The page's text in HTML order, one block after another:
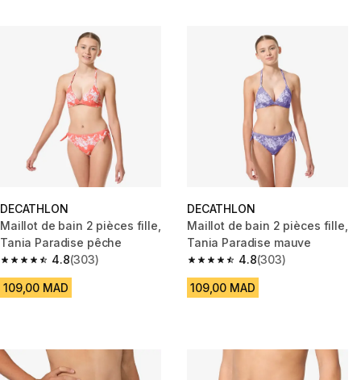
DECATHLON
Maillot de bain 2 pièces fille,
Tania Paradise pêche
4.8
4.8 out of 5 stars from 303 reviews
(303)
109,00 MAD
DECATHLON
Maillot de bain 2 pièces fille,
Tania Paradise mauve
4.8
4.8 out of 5 stars from 303
(303)
109,00 MAD